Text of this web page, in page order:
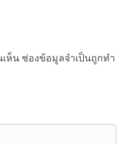
ห็น ช่องข้อมูลจำเป็นถูกทำ